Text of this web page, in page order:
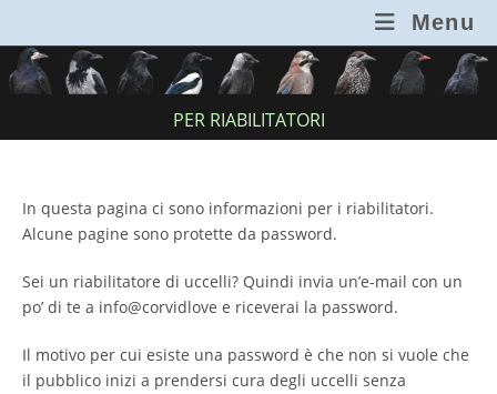
contenuto
Menu
PER RIABILITATORI
In questa pagina ci sono informazioni per i riabilitatori.
Alcune pagine sono protette da password.
Sei un riabilitatore di uccelli? Quindi invia un’e-mail con un
po’ di te a info@corvidlove e riceverai la password.
Il motivo per cui esiste una password è che non si vuole che
il pubblico inizi a prendersi cura degli uccelli senza